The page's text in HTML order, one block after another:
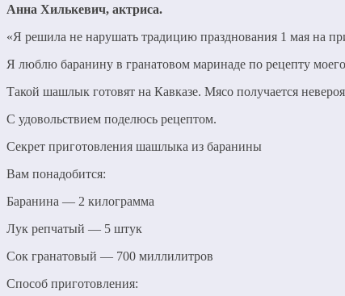
Анна Хилькевич, актриса.
«Я решила не нарушать традицию празднования 1 мая на
Я люблю баранину в гранатовом маринаде по рецепту
Такой шашлык готовят на Кавказе. Мясо получается
С удовольствием поделюсь рецептом.
Секрет приготовления шашлыка из баранины
Вам понадобится:
Баранина — 2 килограмма
Лук репчатый — 5 штук
Сок гранатовый — 700 миллилитров
Способ приготовления: